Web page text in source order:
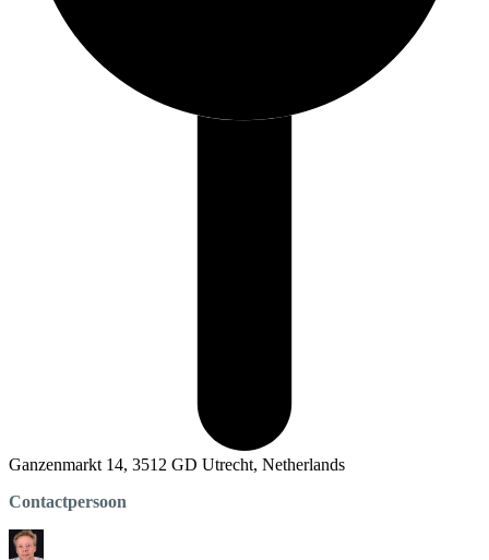
Ganzenmarkt 14, 3512 GD Utrecht, Netherlands
Contactpersoon